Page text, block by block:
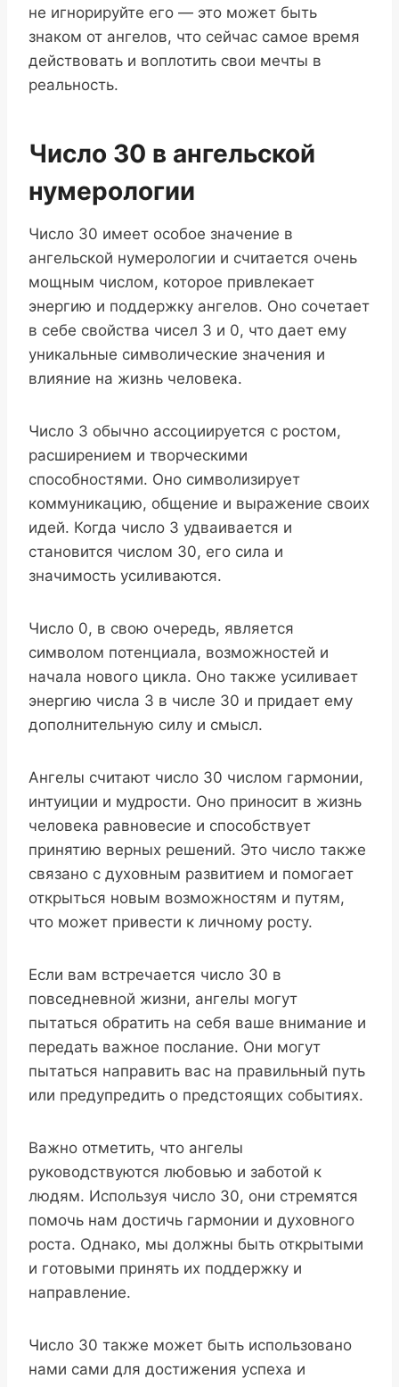
не игнорируйте его — это может быть
знаком от ангелов, что сейчас самое время
действовать и воплотить свои мечты в
реальность.
Число 30 в ангельской
нумерологии
Число 30 имеет особое значение в
ангельской нумерологии и считается очень
мощным числом, которое привлекает
энергию и поддержку ангелов. Оно сочетает
в себе свойства чисел 3 и 0, что дает ему
уникальные символические значения и
влияние на жизнь человека.
Число 3 обычно ассоциируется с ростом,
расширением и творческими
способностями. Оно символизирует
коммуникацию, общение и выражение своих
идей. Когда число 3 удваивается и
становится числом 30, его сила и
значимость усиливаются.
Число 0, в свою очередь, является
символом потенциала, возможностей и
начала нового цикла. Оно также усиливает
энергию числа 3 в числе 30 и придает ему
дополнительную силу и смысл.
Ангелы считают число 30 числом гармонии,
интуиции и мудрости. Оно приносит в жизнь
человека равновесие и способствует
принятию верных решений. Это число также
связано с духовным развитием и помогает
открыться новым возможностям и путям,
что может привести к личному росту.
Если вам встречается число 30 в
повседневной жизни, ангелы могут
пытаться обратить на себя ваше внимание и
передать важное послание. Они могут
пытаться направить вас на правильный путь
или предупредить о предстоящих событиях.
Важно отметить, что ангелы
руководствуются любовью и заботой к
людям. Используя число 30, они стремятся
помочь нам достичь гармонии и духовного
роста. Однако, мы должны быть открытыми
и готовыми принять их поддержку и
направление.
Число 30 также может быть использовано
нами сами для достижения успеха и